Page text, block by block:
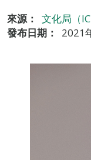
來源：
文化局（IC
發布日期：
2021